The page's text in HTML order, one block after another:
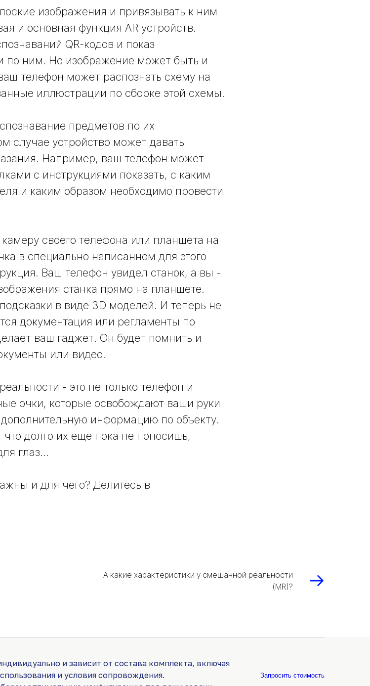
изображения и привязывать к ним
и основная функция AR устройств.
QR-кодов и показ
по ним. Но изображение может быть и
телефон может распознать схему на
иллюстрации по сборке этой схемы.
предметов по их
случае устройство может давать
Например, ваш телефон может
с инструкциями показать, с каким
и каким образом необходимо провести
своего телефона или планшета на
в специально написанном для этого
Ваш телефон увидел станок, а вы -
станка прямо на планшете.
в виде 3D моделей. И теперь не
документация или регламенты по
ваш гаджет. Он будет помнить и
или видео.
- это не только телефон и
очки, которые освобождают ваши руки
информацию по объекту.
долго их еще пока не поносишь,
глаз...
и для чего? Делитесь в
А какие характеристики у смешанной реальности
(MR)?
и зависит от состава комплекта, включая
и условия сопровождения.
Запросить стоимость